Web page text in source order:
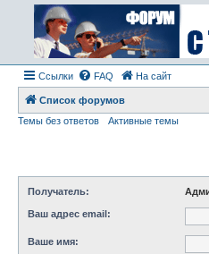
Ссылки FAQ На сайт
Список форумов
Темы без ответов
Активные темы
Получатель:
Ваш адрес email:
Ваше имя: